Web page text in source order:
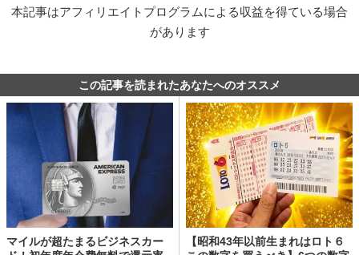
本記事はアフィリエイトプログラムによる収益を得ている場合
があります
この記事を読まれたあなたへのオススメ
マイルが超たまるビジネスカー
【昭和43年以前生まれはロト６